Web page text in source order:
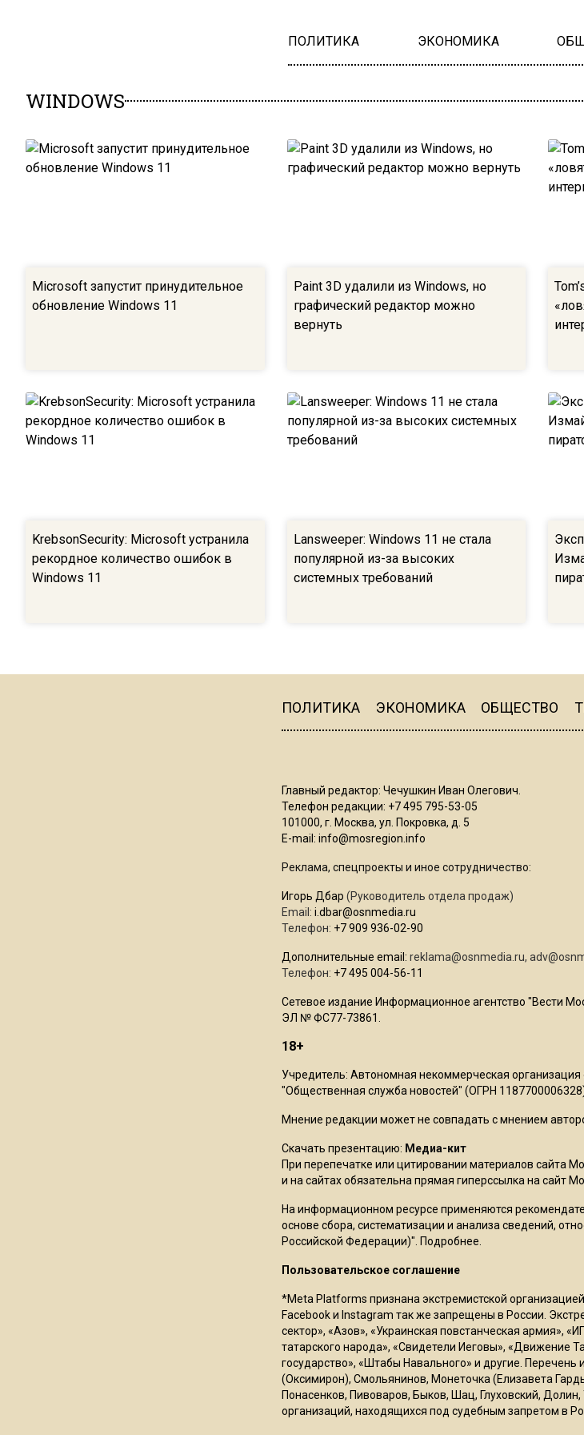
ПОЛИТИКА ЭКОНОМИКА
WINDOWS
Microsoft запустит принудительное
обновление Windows 11
Paint 3D удалили из Windows, но
графический редактор можно
вернуть
KrebsonSecurity: Microsoft устранила
рекордное количество ошибок в
Windows 11
Lansweeper: Windows 11 не стала
популярной из-за высоких
системных требований
ПОЛИТИКА ЭКОНОМИКА ОБЩЕСТВО
Главный редактор: Чечушкин Иван Олегович.
Телефон редакции: +7 495 795-53-05
101000, г. Москва, ул. Покровка, д. 5
E-mail: info@mosregion.info
Реклама, спецпроекты и иное сотрудничество:
Игорь Дбар (Руководитель отдела продаж)
Email: i.dbar@osnmedia.ru
Телефон: +7 909 936-02-90
Дополнительные email: reklama@osnmedia.ru,
Телефон: +7 495 004-56-11
Сетевое издание Информационное агентство "Вести
ЭЛ № ФС77-73861.
18+
Учредитель: Автономная некоммерческая
"Общественная служба новостей" (ОГРН
Мнение редакции может не совпадать с мнением
Скачать презентацию: Медиа-кит
При перепечатке или цитировании материалов сайта
и на сайтах обязательна прямая гиперссылка на сайт
На информационном ресурсе применяются
основе сбора, систематизации и анализа сведений,
Российской Федерации)". Подробнее
Пользовательское соглашение
*Meta Platforms признана экстремистской
Facebook и Instagram так же запрещены в России.
сектор», «Азов», «Украинская повстанческая армия»,
татарского народа», «Свидетели Иеговы», «Движение
государство», «Штабы Навального» и другие.
(Оксимирон), Смольянинов, Монеточка (Елизавета
Понасенков, Пивоваров, Быков, Шац, Глуховский,
организаций, находящихся под судебным запретом в